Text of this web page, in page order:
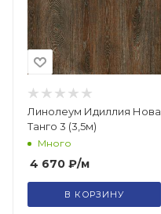
Линолеум Идиллия Нова
Танго 3 (3,5м)
Много
4 670 ₽/м
В КОРЗИНУ